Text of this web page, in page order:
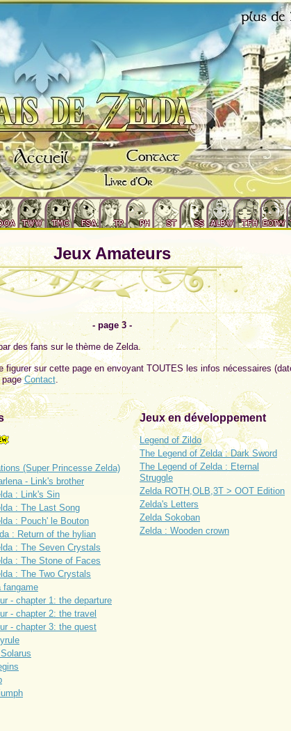
Jeux Amateurs
- page 3 -
des fans sur le thème de Zelda.
sur cette page en envoyant TOUTES les infos nécessaires
pageContact.
(Super Princesse Zelda)
- Link's brother
: Link's Sin
: The Last Song
: Pouch' le Bouton
: Return of the hylian
: The Seven Crystals
: The Stone of Faces
: The Two Crystals
fangame
- chapter 1: the departure
- chapter 2: the travel
- chapter 3: the quest
Jeux en développement
Legend of Zildo
The Legend of Zelda : Dark Sword
The Legend of Zelda : Eternal
Struggle
Zelda ROTH,OLB,3T > OOT Edition
Zelda's Letters
Zelda Sokoban
Zelda : Wooden crown